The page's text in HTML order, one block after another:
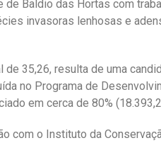
de Baldio das Hortas com
invasoras lenhosas e
35,26, resulta de uma
no Programa de
em cerca de 80%
com o Instituto da